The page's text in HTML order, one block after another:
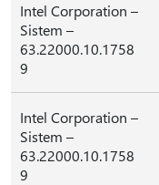
Intel Corporation –
Sistem –
63.22000.10.1758
9
Intel Corporation –
Sistem –
63.22000.10.1758
9